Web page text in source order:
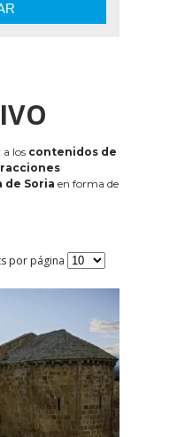
a los contenidos de
de Soria en forma de
por página